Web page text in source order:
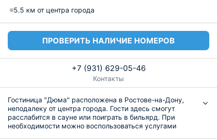
5.5 км от центра города
ПРОВЕРИТЬ НАЛИЧИЕ НОМЕРОВ
+7 (931) 629-05-46
Контакты
Гостиница "Дюма" расположена в Ростове-на-Дону,
неподалеку от центра города. Гости здесь смогут
расслабится в сауне или поиграть в бильярд. При
необходимости можно воспользоваться услугами